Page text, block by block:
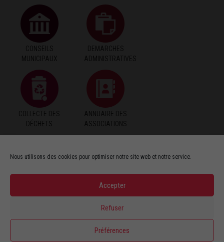
Nous utilisons des cookies pour optimiser notre site web et notre service.
Accepter
Refuser
Préférences
CONSEILS
MUNICIPAUX
DEMARCHES
ADMINISTRATIVES
COLLECTE DES
DÉCHETS
ANNUAIRE DES
ASSOCIATIONS